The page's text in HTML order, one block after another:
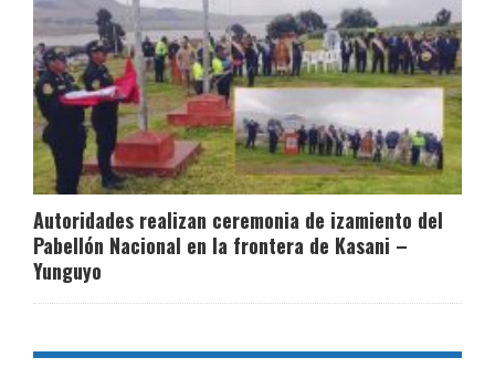
Autoridades realizan ceremonia de izamiento del
Pabellón Nacional en la frontera de Kasani –
Yunguyo